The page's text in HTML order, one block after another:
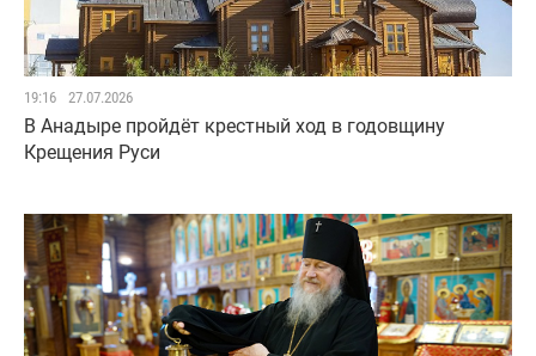
19:16 27.07.2026
В Анадыре пройдёт крестный ход в годовщину
Крещения Руси